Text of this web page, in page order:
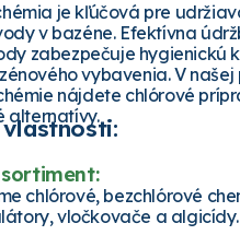
je kľúčová pre
v bazéne. Efektívna
zabezpečuje hygienickú
vybavenia. V našej
nájdete chlórové
alternatívy.
chlórové, bezchlórové
vločkovače a algicídy.